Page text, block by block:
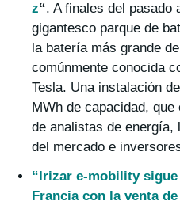
z“. A finales del pasado
gigantesco parque de
la batería más grande
comúnmente conocida
Tesla. Una instalación
MWh de capacidad,
de analistas de energía,
del mercado e
“Irizar e-mobility
Francia con la venta